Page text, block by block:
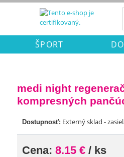
ŠPORT
medi night
kompresných
Dostupnosť: Externý sklad -
Cena: 8.15 €/ ks